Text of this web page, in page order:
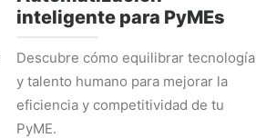
inteligente para PyMEs
Descubre cómo equilibrar tecnología
y talento humano para mejorar la
eficiencia y competitividad de tu
PyME.